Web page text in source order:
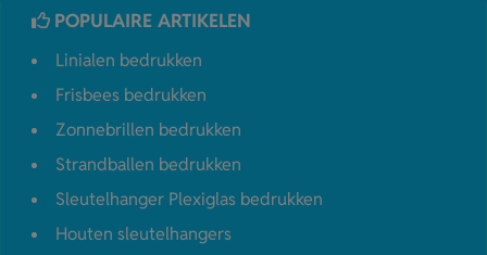
POPULAIRE ARTIKELEN
Linialen bedrukken
Frisbees bedrukken
Zonnebrillen bedrukken
Strandballen bedrukken
Sleutelhanger Plexiglas bedrukken
Houten sleutelhangers